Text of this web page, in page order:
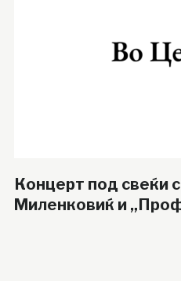
Концерт под свеќи
Миленковиќ и